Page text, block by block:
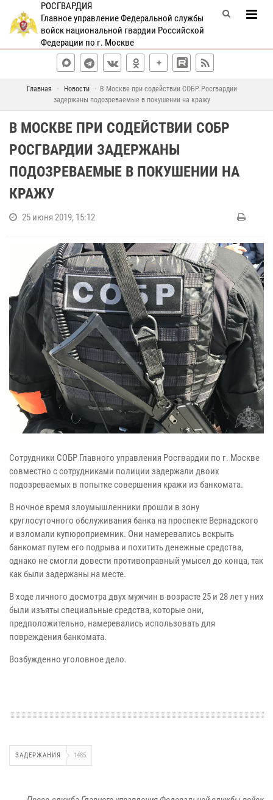
РОСГВАРДИЯ
Главное управление Федеральной службы
войск национальной гвардии Российской
Федерации по г. Москве
Главная Новости
В Москве при содействии СОБР Росгвардии
задержаны подозреваемые в покушении на кражу
В МОСКВЕ ПРИ СОДЕЙСТВИИ СОБР
РОСГВАРДИИ ЗАДЕРЖАНЫ
ПОДОЗРЕВАЕМЫЕ В ПОКУШЕНИИ НА
КРАЖУ
25 июня 2019, 15:12
Сотрудники СОБР Главного управления Росгвардии по г. Москве
совместно с сотрудниками полиции задержали двоих
подозреваемых в попытке совершения кражи из банкомата.
В ночное время злоумышленники прошли в зону
круглосуточного обслуживания банка на проспекте Вернадского
и взломали купюроприемник. Они намеревались вскрыть
банкомат путем его подрыва и похитить денежные средства,
однако не смогли довести противоправный умысел до конца, так
как были задержаны на месте.
В ходе личного досмотра двух мужчин в возрасте 25 и 28 лет у них
были изъяты специальные средства, которые они,
предположительно, намеревались использовать для
повреждения банкомата.
Возбужденно уголовное дело.
ЗАДЕРЖАНИЯ 1485